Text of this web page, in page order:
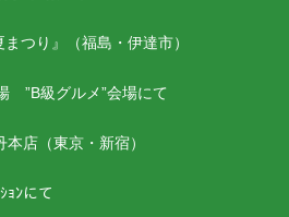
つり』（福島・伊達市）
”B級グルメ”会場にて
店（東京・新宿）
ｮﾝにて